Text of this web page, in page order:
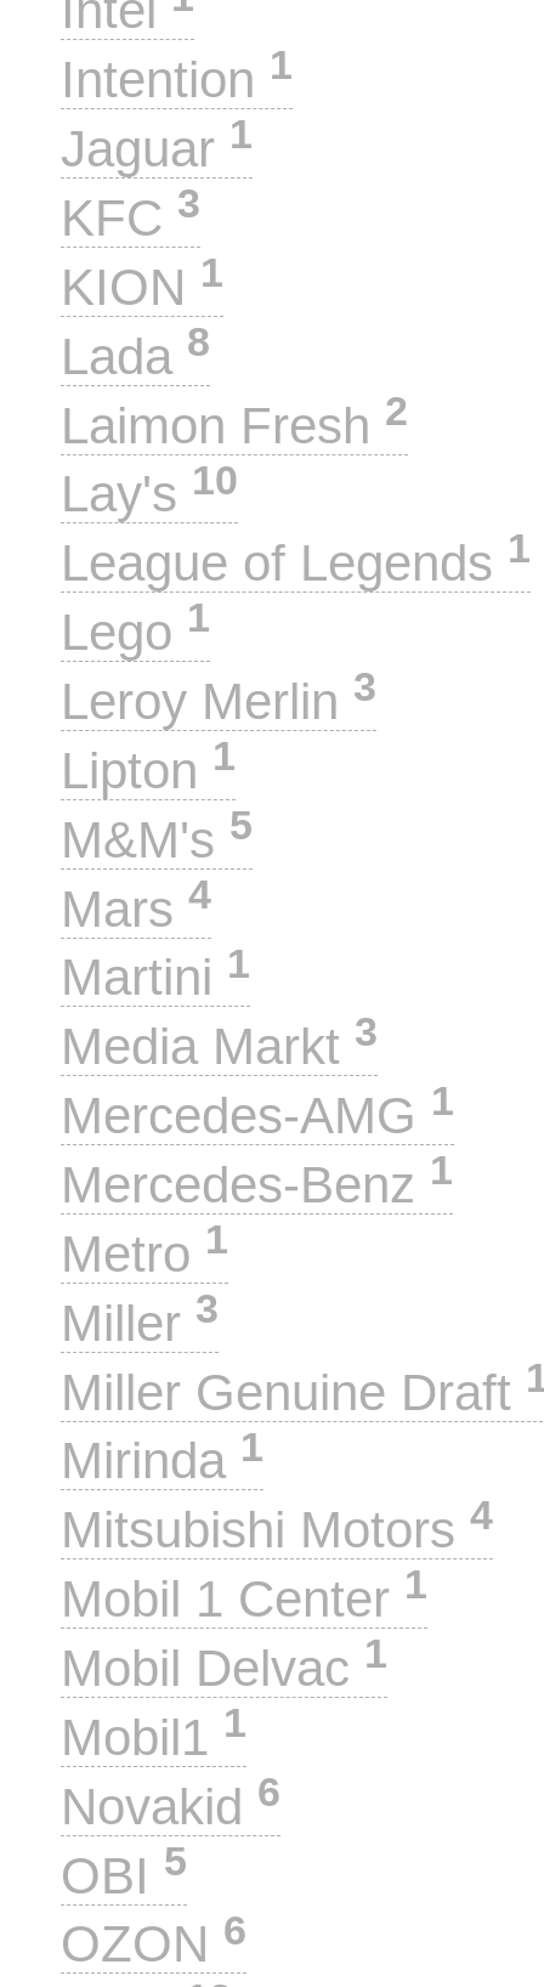
Intention 1
Jaguar 1
KFC 3
KION 1
Lada 8
Laimon Fresh 2
Lay's 10
League of Legends 1
Lego 1
Leroy Merlin 3
Lipton 1
M&M's 5
Mars 4
Martini 1
Media Markt 3
Mercedes-AMG 1
Mercedes-Benz 1
Metro 1
Miller 3
Miller Genuine Draft
Mirinda 1
Mitsubishi Motors 4
Mobil 1 Center 1
Mobil Delvac 1
Mobil1 1
Novakid 6
OBI 5
OZON 6